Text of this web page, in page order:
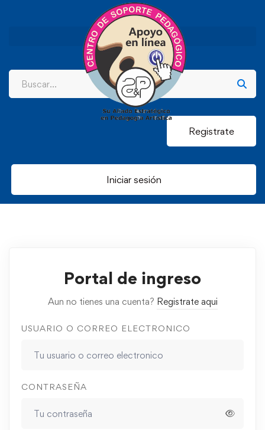
Registrate
Iniciar sesión
Portal de ingreso
Aun no tienes una cuenta? Registrate aqui
USUARIO O CORREO ELECTRONICO
CONTRASEÑA